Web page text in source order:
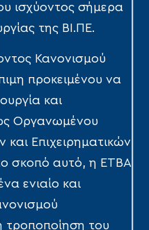
ισχύοντος σήμερα
της ΒΙ.ΠΕ.
Κανονισμού
προκειμένου να
και
Οργανωμένου
Επιχειρηματικών
σκοπό αυτό, η ΕΤΒΑ
ενιαίο και
τροποποίηση του